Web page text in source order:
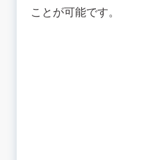
ことが可能です。